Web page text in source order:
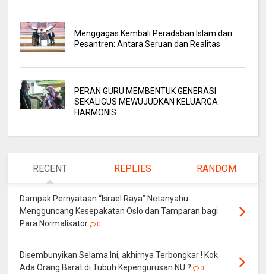
Menggagas Kembali Peradaban Islam dari
Pesantren: Antara Seruan dan Realitas
PERAN GURU MEMBENTUK GENERASI
SEKALIGUS MEWUJUDKAN KELUARGA
HARMONIS
RECENT REPLIES RANDOM
Dampak Pernyataan “Israel Raya” Netanyahu:
Mengguncang Kesepakatan Oslo dan Tamparan bagi
Para Normalisator
0
Disembunyikan Selama Ini, akhirnya Terbongkar ! Kok
Ada Orang Barat di Tubuh Kepengurusan NU ?
0